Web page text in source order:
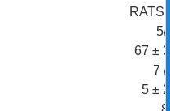
RATS
5/
67 ±
7 /
5 ±